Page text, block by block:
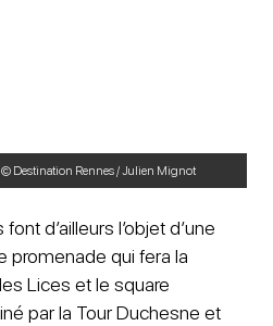
© Destination Rennes / Julien Mignot
d’ailleurs l’objet d’une
promenade qui fera la
Lices et le square
par la Tour Duchesne et